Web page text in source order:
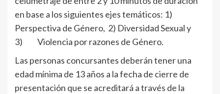
en base a los siguientes ejes temáticos: 1)
Perspectiva de Género, 2) Diversidad Sexual y
3) Violencia por razones de Género.
Las personas concursantes deberán tener una
edad mínima de 13 años a la fecha de cierre de
presentación que se acreditará a través de la